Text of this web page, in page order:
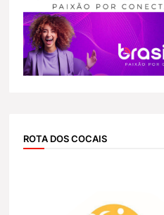
ROTA DOS COCAIS